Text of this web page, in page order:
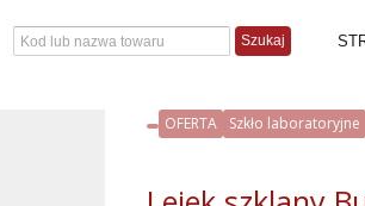
Szukaj
OFERTA Szkło laboratoryjne